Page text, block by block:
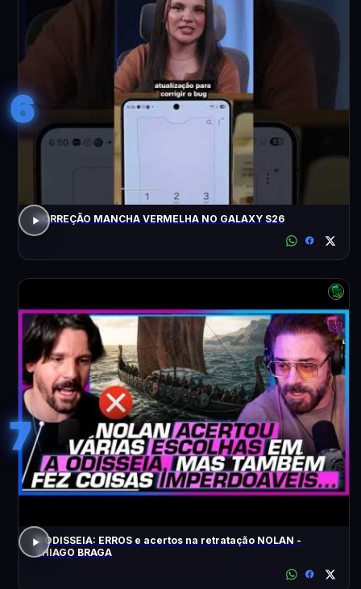
6
CORREÇÃO MANCHA VERMELHA NO GALAXY S26
7
A ODISSEIA: ERROS e acertos na retratação NOLAN -
THIAGO BRAGA